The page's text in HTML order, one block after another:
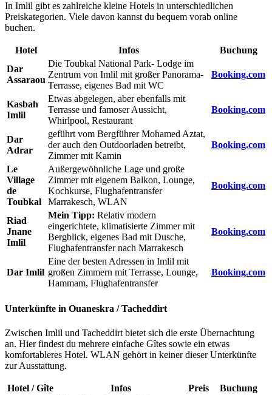
In Imlil gibt es zahlreiche kleine Hotels in unterschiedlichen
Preiskategorien. Viele davon kannst du bequem vorab online
buchen.
Hotel Infos
Buchung
Dar
Assaraou
Die Toubkal National Park- Lodge im
Zentrum von Imlil mit großer Panorama-
Terrasse, eigenes Bad mit WC
Booking.com
Kasbah
Imlil
Etwas abgelegen, aber ebenfalls mit
Terrasse und famoser Aussicht,
Whirlpool, Restaurant
Booking.com
Dar
Adrar
geführt vom Bergführer Mohamed Aztat,
der auch den Outdoorladen betreibt,
Zimmer mit Kamin
Booking.com
Le
Village
de
Toubkal
Außergewöhnliche Lage und große
Zimmer mit eigenem Balkon, Lounge,
Kochkurse, Flughafentransfer
Marrakesch, WLAN
Booking.com
Riad
Jnane
Imlil
Mein Tipp: Relativ modern
eingerichtete, klimatisierte Zimmer mit
Bergblick, eigenes Bad mit Dusche,
Flughafentransfer nach Marrakesch
Booking.com
Dar Imlil
Eine der besten Adressen in Imlil mit
großen Zimmern mit Terrasse, Lounge,
Hammam, Flughafentransfer
Booking.com
Unterkünfte in Ouaneskra / Tacheddirt
Zwischen Imlil und Tacheddirt bietet sich die erste Übernachtung
an. Hier findest du mehrere einfache Gîtes sowie ein etwas
komfortableres Hotel. WLAN gehört in keiner dieser Unterkünfte
zur Ausstattung.
Hotel / Gîte Infos Preis
Buchung